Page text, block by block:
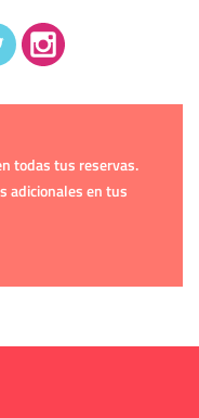
sus datos en la
todas tus reservas.
adicionales en tus